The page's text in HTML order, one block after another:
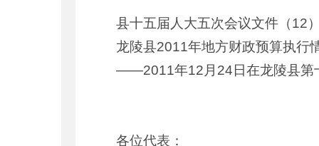
县十五届人大五次会议文件（12
龙陵县2011年地方财政预算执行
——2011年12月24日在龙陵县第
各位代表：